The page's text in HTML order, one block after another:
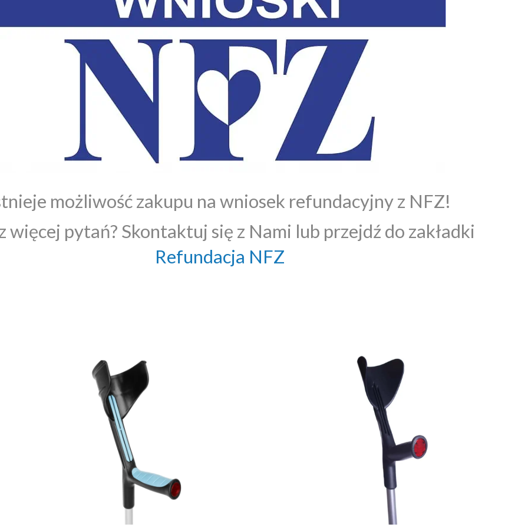
możliwość zakupu na wniosek refundacyjny z NFZ!
więcej pytań? Skontaktuj się z Nami lub przejdź do zakładki
Refundacja NFZ